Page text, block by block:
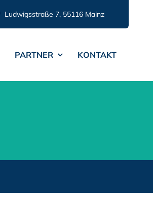
Ludwigsstraße 7, 55116 Mainz
PARTNER KONTAKT